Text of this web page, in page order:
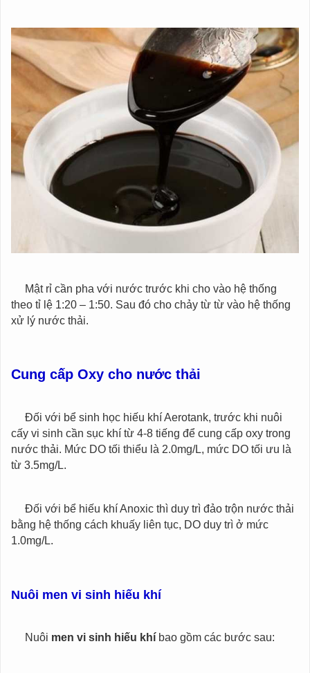
Mật rỉ cần pha với nước trước khi cho vào hệ thống
theo tỉ lệ 1:20 – 1:50. Sau đó cho chảy từ từ vào hệ thống
xử lý nước thải.
Cung cấp Oxy cho nước thải
Đối với bể sinh học hiếu khí Aerotank, trước khi nuôi
cấy vi sinh cần sục khí từ 4-8 tiếng để cung cấp oxy trong
nước thải. Mức DO tối thiểu là 2.0mg/L, mức DO tối ưu là
từ 3.5mg/L.
Đối với bể hiếu khí Anoxic thì duy trì đảo trộn nước thải
bằng hệ thống cách khuấy liên tục, DO duy trì ở mức
1.0mg/L.
Nuôi men vi sinh hiếu khí
Nuôi men vi sinh hiếu khí bao gồm các bước sau: